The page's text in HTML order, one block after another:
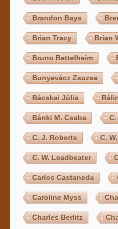
Brandon Bays
Brian Tracy Brian
Bruno Bettelheim
Bunyevácz Zsuzsa
Bácskai Júlia
Bánki M. Csaba
C. J. Roberts C.
C. W. Leadbeater
Carlos Castaneda
Caroline Myss
Charles Berlitz